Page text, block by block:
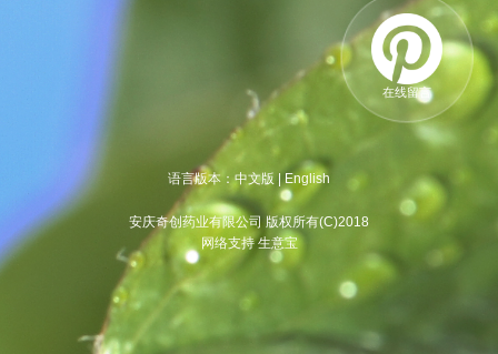
在线留言
语言版本：中文版 English
安庆奇创药业有限公司 版权所有(C)2018
网络支持 生意宝